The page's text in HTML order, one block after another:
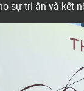
sự tri ân và kết